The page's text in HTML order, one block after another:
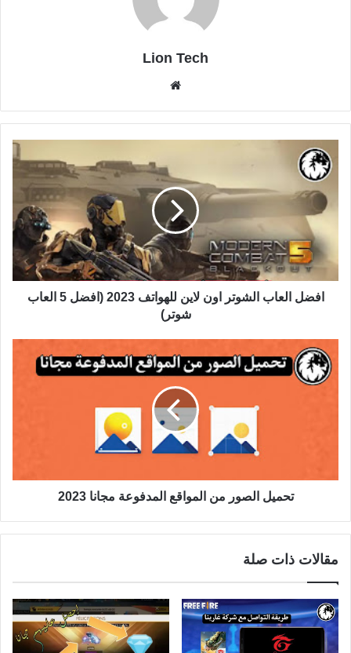
Lion Tech
افضل العاب الشوتر اون لاين للهواتف 2023 (افضل 5 العاب
شوتر)
تحميل الصور من المواقع المدفوعة مجانا 2023
مقالات ذات صلة